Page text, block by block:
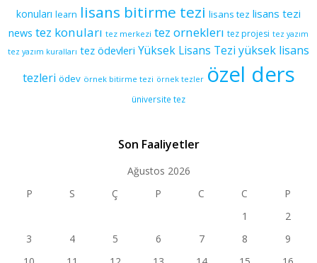
konuları learn lisans bitirme tezi lisans tez lisans tezi
news tez konuları tez merkezi tez orneklerı tez projesi tez yazım
tez yazım kuralları tez ödevleri Yüksek Lisans Tezi yüksek lisans
tezleri ödev örnek bitirme tezi örnek tezler özel ders
üniversite tez
Son Faaliyetler
Ağustos 2026
P
S Ç P C C
P
1
2
3
4 5 6 7 8
9